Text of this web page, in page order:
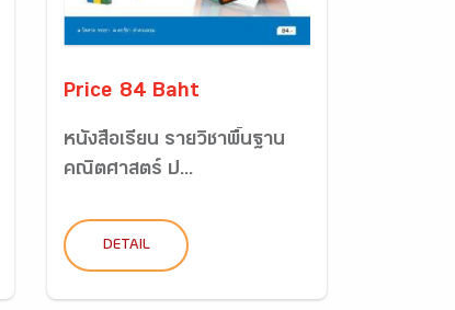
Price 84 Baht
หนังสือเรียน รายวิชาพื้นฐาน
คณิตศาสตร์ ป...
DETAIL